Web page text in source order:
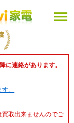
に連絡があります。
。
取出来ませんのでご